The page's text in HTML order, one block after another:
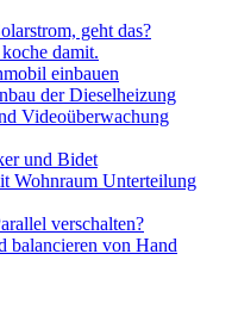
geht das?
damit.
einbauen
der Dieselheizung
Videoüberwachung
und Bidet
Wohnraum Unterteilung
verschalten?
balancieren von Hand